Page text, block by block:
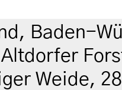
Baden-
Weide,